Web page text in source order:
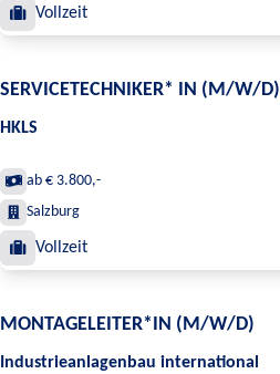
Vollzeit
SERVICETECHNIKER* IN (M/W/D)
HKLS
ab € 3.800,-
Salzburg
Vollzeit
MONTAGELEITER*IN (M/W/D)
Industrieanlagenbau international